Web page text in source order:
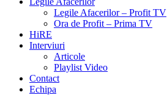
Legile Afacerilor – Profit TV
Ora de Profit – Prima TV
HiRE
Interviuri
Articole
Playlist Video
Contact
Echipa